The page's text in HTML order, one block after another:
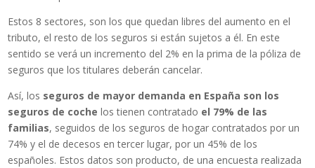
Estos 8 sectores, son los que quedan libres del aumento en el
tributo, el resto de los seguros si están sujetos a él. En este
sentido se verá un incremento del 2% en la prima de la póliza de
seguros que los titulares deberán cancelar.
Así, los seguros de mayor demanda en España son los
seguros de coche los tienen contratado el 79% de las
familias, seguidos de los seguros de hogar contratados por un
74% y el de decesos en tercer lugar, por un 45% de los
españoles. Estos datos son producto, de una encuesta realizada